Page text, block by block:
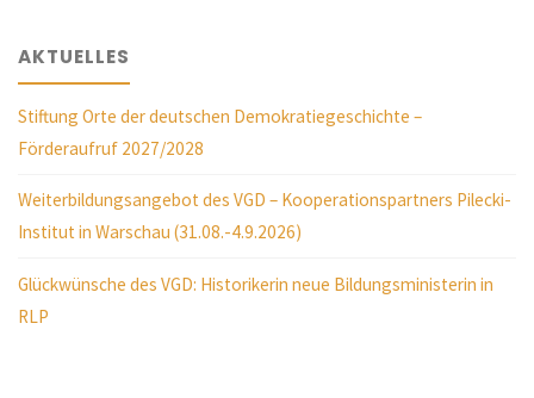
AKTUELLES
Stiftung Orte der deutschen Demokratiegeschichte –
Förderaufruf 2027/2028
Weiterbildungsangebot des VGD – Kooperationspartners Pilecki-
Institut in Warschau (31.08.-4.9.2026)
Glückwünsche des VGD: Historikerin neue Bildungsministerin in
RLP